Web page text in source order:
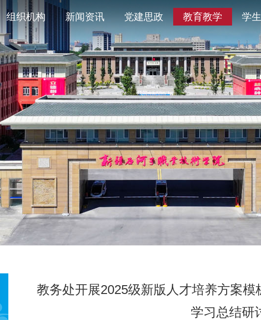
现任领导
组织机构 新闻资讯
院部风采
石职印象 平安校园
党建思政
思政育人 教育教学
双创教育 产教融合 学
共青团工作
创新服务平台
就业专题
主动公开清单目录
教务处开展2025级新版人才培养方案
学习总结研